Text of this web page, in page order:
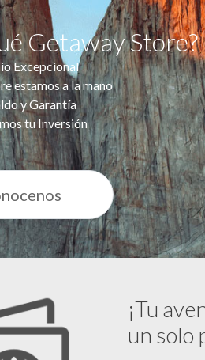
Getaway Store?
Excepcional
estamos a la mano
y Garantía
tu Inversión
¡Tu
un solo